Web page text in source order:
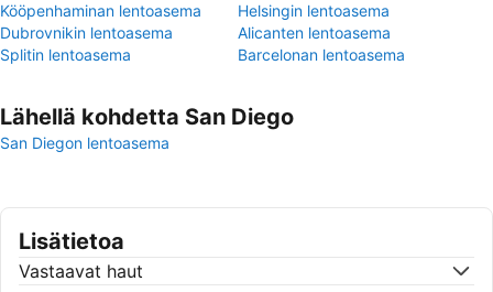
Kööpenhaminan lentoasema
Helsingin lentoasema
Dubrovnikin lentoasema
Alicanten lentoasema
Splitin lentoasema
Barcelonan lentoasema
Lähellä kohdetta San Diego
San Diegon lentoasema
Lisätietoa
Vastaavat haut